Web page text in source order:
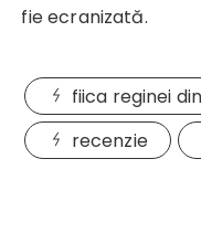
fie ecranizată.
fiica reginei
recenzie